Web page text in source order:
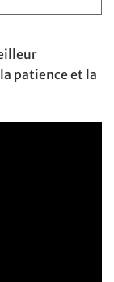
patience et la